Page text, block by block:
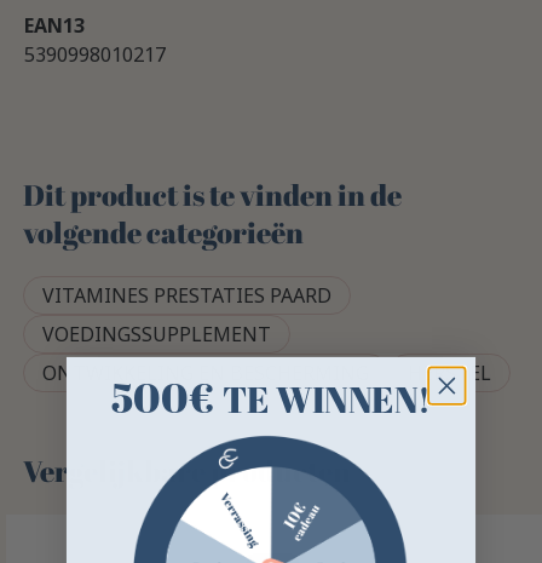
EAN13
5390998010217
Dit product is te vinden in de
volgende categorieën
VITAMINES PRESTATIES PAARD
VOEDINGSSUPPLEMENT
ONTWIKKELING EN BESCHERMING
HERSTEL
Vergelijkbare producten
500€ TE WINNEN!